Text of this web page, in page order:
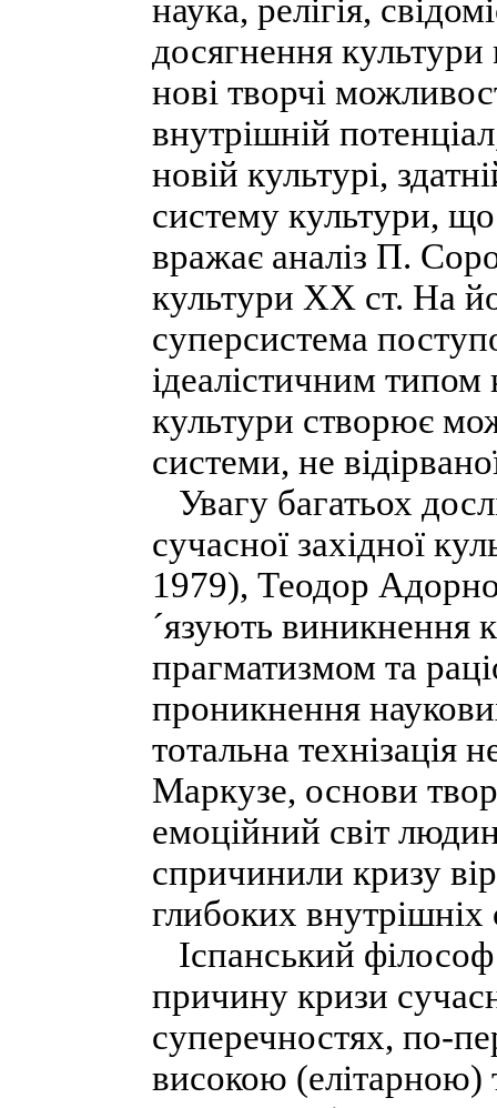
наука, релігія,
досягнення
нові творчі
внутрішній
новій культурі,
систему культури,
вражає аналіз П.
культури XX ст. На
суперсистема
ідеалістичним типом
культури створює
системи, не
Увагу багатьох
сучасної західної
1979), Теодор
´язують виникнення
прагматизмом та
проникнення
тотальна технізація
Маркузе, основи
емоційний світ
спричинили кризу
глибоких
Іспанський
причину кризи
суперечностях, по-
високою